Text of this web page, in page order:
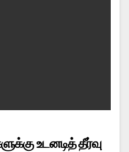
உடனடித் தீர்வு